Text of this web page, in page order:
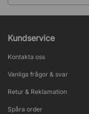
Kundservice
Kontakta oss
Vanliga frågor & svar
Retur & Reklamation
Spåra order